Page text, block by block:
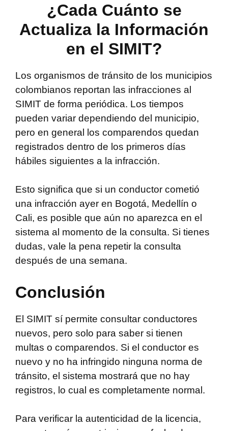
¿Cada Cuánto se
Actualiza la Información
en el SIMIT?
Los organismos de tránsito de los municipios
colombianos reportan las infracciones al
SIMIT de forma periódica. Los tiempos
pueden variar dependiendo del municipio,
pero en general los comparendos quedan
registrados dentro de los primeros días
hábiles siguientes a la infracción.
Esto significa que si un conductor cometió
una infracción ayer en Bogotá, Medellín o
Cali, es posible que aún no aparezca en el
sistema al momento de la consulta. Si tienes
dudas, vale la pena repetir la consulta
después de una semana.
Conclusión
El SIMIT sí permite consultar conductores
nuevos, pero solo para saber si tienen
multas o comparendos. Si el conductor es
nuevo y no ha infringido ninguna norma de
tránsito, el sistema mostrará que no hay
registros, lo cual es completamente normal.
Para verificar la autenticidad de la licencia,